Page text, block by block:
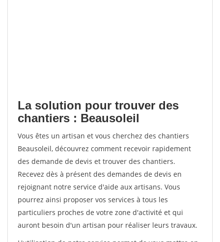
La solution pour trouver des
chantiers : Beausoleil
Vous êtes un artisan et vous cherchez des chantiers
Beausoleil, découvrez comment recevoir rapidement
des demande de devis et trouver des chantiers.
Recevez dès à présent des demandes de devis en
rejoignant notre service d'aide aux artisans. Vous
pourrez ainsi proposer vos services à tous les
particuliers proches de votre zone d'activité et qui
auront besoin d'un artisan pour réaliser leurs travaux.